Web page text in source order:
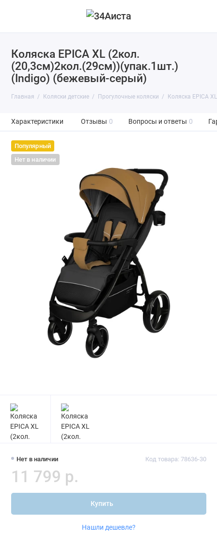
Коляска EPICA XL (2кол.
(20,3см)2кол.(29см))(упак.1шт.)
(Indigo) (бежевый-серый)
Главная Коляски детские Прогулочные коляски Коляска EPICA
Характеристики Отзывы 0 Вопросы и ответы 0
Популярный
Нет в наличии
Нет в наличии Код товара: 78636-30
11 799 р.
Купить
Нашли дешевле?